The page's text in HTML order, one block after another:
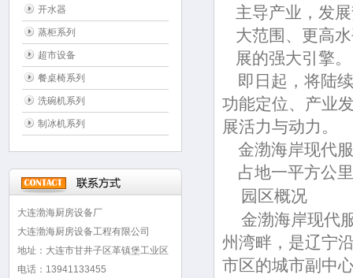
开水器
蒸柜系列
超市设备
餐桌椅系列
洗碗机系列
制冰机系列
大连渤海厨房设备厂
大连渤海厨房设备工程有限公司
地址：大连市甘井子区革镇堡工业区
电话：13941133455
主导产业，发
大范围、更高
展的强大引擎。
即日起，将陆
功能定位、产业
展活力与动力。
金渤海岸现代
占地一平方公
园区概况
金渤海岸现代
州湾畔，是辽宁
市区的城市副中